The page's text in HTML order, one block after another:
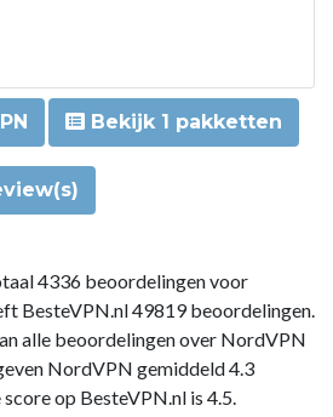
Bekijk 1 pakketten
4336 beoordelingen voor
BesteVPN.nl 49819 beoordelingen.
alle beoordelingen over NordVPN
NordVPN gemiddeld 4.3
op BesteVPN.nl is 4.5.